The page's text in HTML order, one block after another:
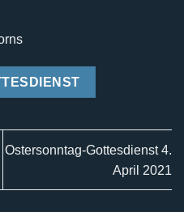
Ostersonntag-Gottesdienst 4.
April 2021